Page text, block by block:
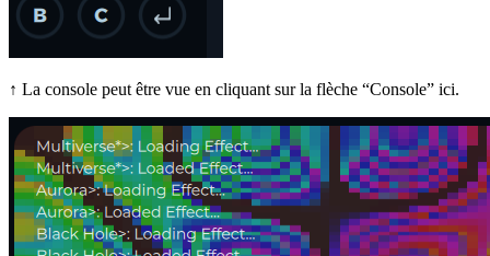
↑ La console peut être vue en cliquant sur la flèche “Console” ici.